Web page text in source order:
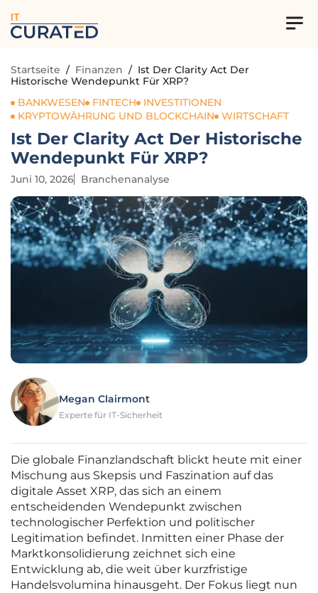
IT
Startseite / Finanzen / Ist Der Clarity Act Der
Historische Wendepunkt Für XRP?
BANKWESEN
FINTECH
INVESTITIONEN
KRYPTOWÄHRUNG UND BLOCKCHAIN
WIRTSCHAFT
Ist Der Clarity Act Der Historische
Wendepunkt Für XRP?
Juni 10, 2026 Branchenanalyse
Megan Clairmont
Experte für IT-Sicherheit
Die globale Finanzlandschaft blickt heute mit einer
Mischung aus Skepsis und Faszination auf das
digitale Asset XRP, das sich an einem
entscheidenden Wendepunkt zwischen
technologischer Perfektion und politischer
Legitimation befindet. Inmitten einer Phase der
Marktkonsolidierung zeichnet sich eine
Entwicklung ab, die weit über kurzfristige
Handelsvolumina hinausgeht. Der Fokus liegt nun